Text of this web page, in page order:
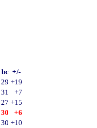
bc +/-
29 +19
31
+7
27 +15
30
+6
30 +10